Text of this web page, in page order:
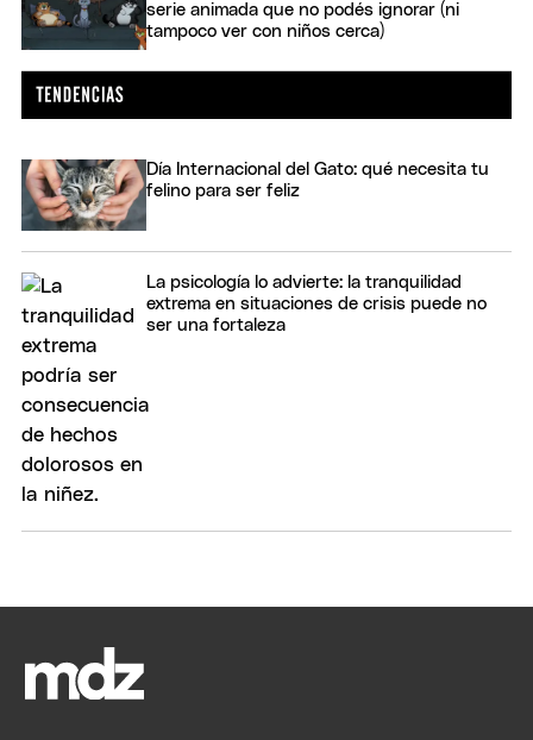
serie animada que no podés ignorar (ni
tampoco ver con niños cerca)
Día Internacional del Gato: qué necesita tu
felino para ser feliz
La psicología lo advierte: la tranquilidad
extrema en situaciones de crisis puede no
ser una fortaleza